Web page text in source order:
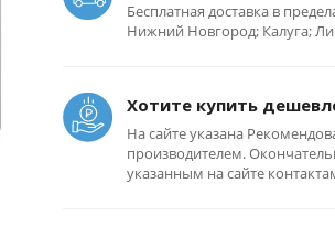
Бесплатная доставка в
Нижний Новгород; Калуга;
Хотите купить
На сайте указана
производителем.
указанным на сайте